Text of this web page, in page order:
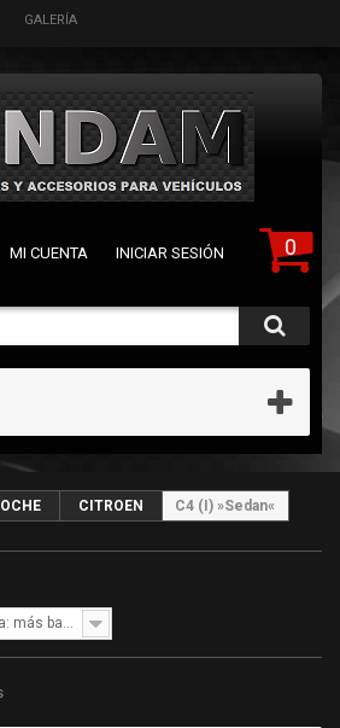
GALERÍA
0
MI CUENTA INICIAR SESIÓN
CITROEN C4 (I) »Sedan«
Referencia: más bajo primero